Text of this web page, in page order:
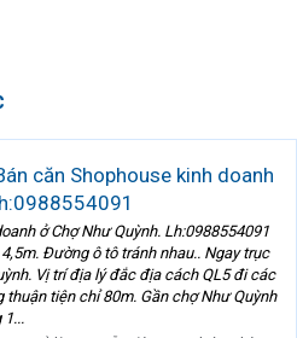
căn Shophouse kinh doanh
ở Chợ Như Quỳnh. Lh:0988554091
Đường ô tô tránh nhau.. Ngay trục
Vị trí địa lý đắc địa cách QL5 đi các
thuận tiện chỉ 80m. Gần chợ Như Quỳnh
1...